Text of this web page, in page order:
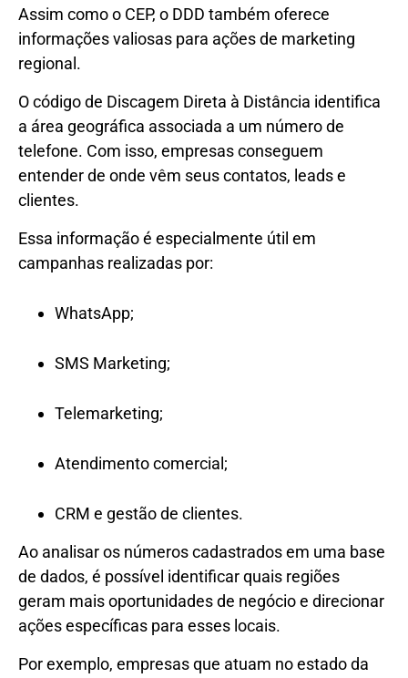
Assim como o CEP, o DDD também oferece
informações valiosas para ações de marketing
regional.
O código de Discagem Direta à Distância identifica
a área geográfica associada a um número de
telefone. Com isso, empresas conseguem
entender de onde vêm seus contatos, leads e
clientes.
Essa informação é especialmente útil em
campanhas realizadas por:
WhatsApp;
SMS Marketing;
Telemarketing;
Atendimento comercial;
CRM e gestão de clientes.
Ao analisar os números cadastrados em uma base
de dados, é possível identificar quais regiões
geram mais oportunidades de negócio e direcionar
ações específicas para esses locais.
Por exemplo, empresas que atuam no estado da